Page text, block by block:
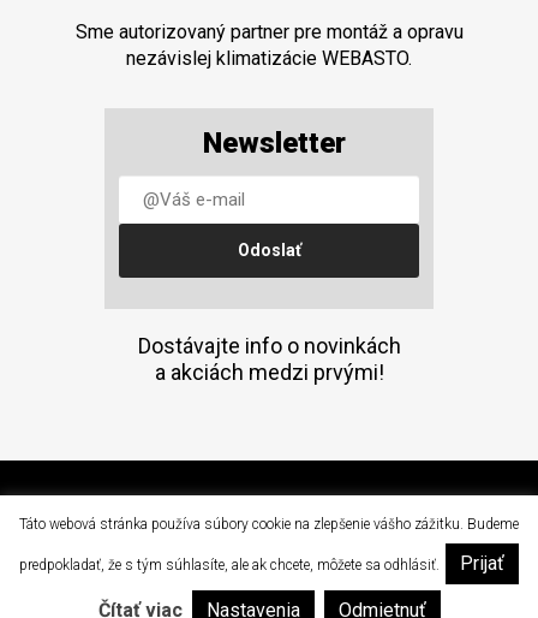
Sme autorizovaný partner pre montáž a opravu
nezávislej klimatizácie WEBASTO.
Newsletter
Dostávajte info o novinkách
a akciách medzi prvými!
dam@dam.sk|051 / 77 64 502
Ochrana osobných údajov
Táto webová stránka používa súbory cookie na zlepšenie vášho zážitku. Budeme
predpokladať, že s tým súhlasíte, ale ak chcete, môžete sa odhlásiť. Prijať
Čítať viac Nastavenia Odmietnuť